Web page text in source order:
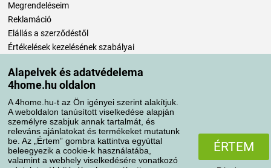
Alapelvek és adatvédelema
4home.hu oldalon
A 4home.hu-t az Ön igényei szerint alakítjuk.
A weboldalon tanúsított viselkedése alapján
személyre szabjuk annak tartalmát, és
releváns ajánlatokat és termékeket mutatunk
be. Az „Értem” gombra kattintva egyúttal
beleegyezik a cookie-k használatába,
valamint a webhely viselkedésére vonatkozó
ÉRTEM
Megrendeléseim
Reklamáció
Elállás a szerződéstől
Értékelések kezelésének szabályai
Szállítási módok
Fizetési módok